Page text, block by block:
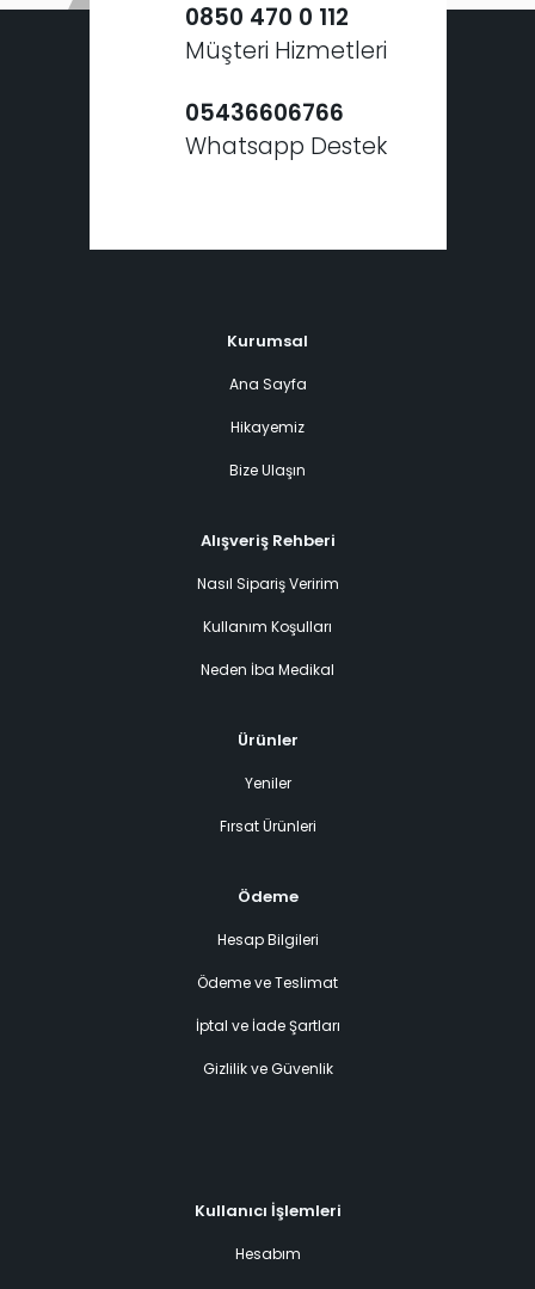
0850 470 0 112
Müşteri Hizmetleri
05436606766
Whatsapp Destek
Kurumsal
Ana Sayfa
Hikayemiz
Bize Ulaşın
Alışveriş Rehberi
Nasıl Sipariş Veririm
Kullanım Koşulları
Neden İba Medikal
Ürünler
Yeniler
Fırsat Ürünleri
Ödeme
Hesap Bilgileri
Ödeme ve Teslimat
İptal ve İade Şartları
Gizlilik ve Güvenlik
Kullanıcı İşlemleri
Hesabım